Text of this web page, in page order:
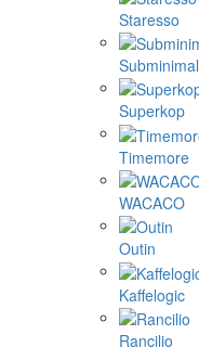
Staresso
Subminimal
Superkop
Timemore
WACACO
Outin
Kaffelogic
Rancilio